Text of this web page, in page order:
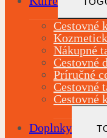
Cestovné
Nákupné
Cestovné
Príručné
Cestovné
Cestovné
Doplnky